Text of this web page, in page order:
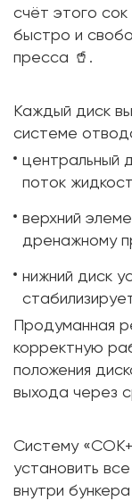
счёт этого
быстро и
пресса 🥤.
Каждый диск
системе
центральный
поток
верхний
дренажному
нижний диск
Продуманная
корректную
положения
выхода через
Систему
установить
внутри